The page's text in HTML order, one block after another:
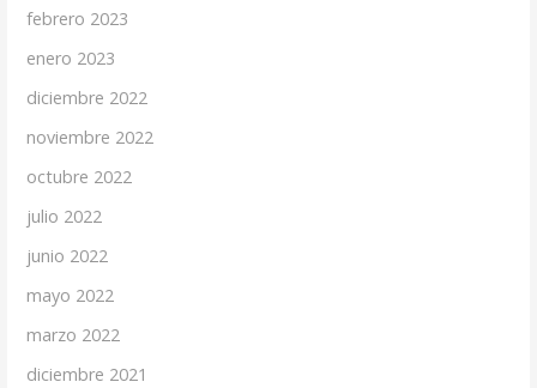
febrero 2023
enero 2023
diciembre 2022
noviembre 2022
octubre 2022
julio 2022
junio 2022
mayo 2022
marzo 2022
diciembre 2021